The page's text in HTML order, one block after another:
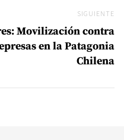
SIGUIENTE
Movilización contra
en la Patagonia
Chilena